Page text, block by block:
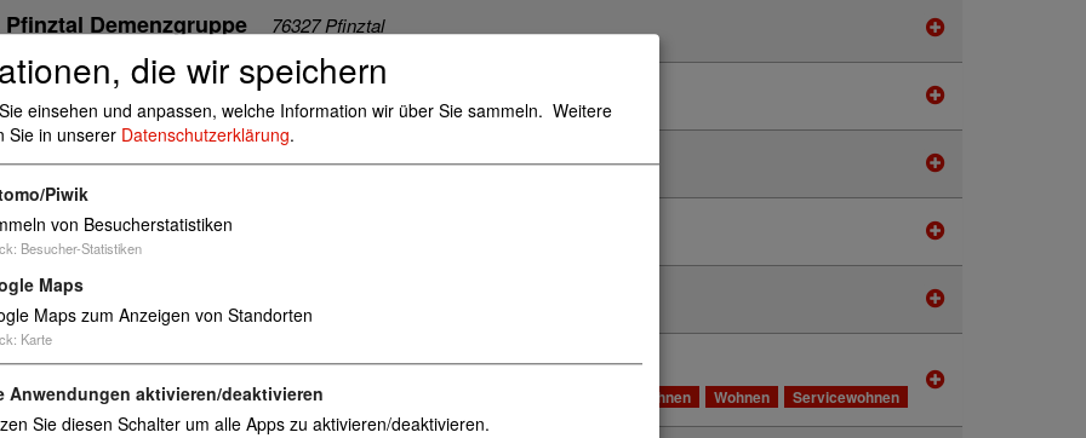
Demenzgruppe 76327 Pfinztal
Demenzgruppe 76669 Bad Schönborn
76646 Bruchsal
Demenzgruppe
Kraichtal Demenzgruppe
Betreutes Wohnen Wohnen Servicewohnen
die wir speichern
einsehen und anpassen, welche Information wir über Sie sammeln. Weitere
Sie in unserer Datenschutzerklärung.
Piwik
von Besucherstatistiken
: Besucher-Statistiken
Maps
Maps zum Anzeigen von Standorten
: Karte
Anwendungen aktivieren/deaktivieren
Sie diesen Schalter um alle Apps zu aktivieren/deaktivieren.